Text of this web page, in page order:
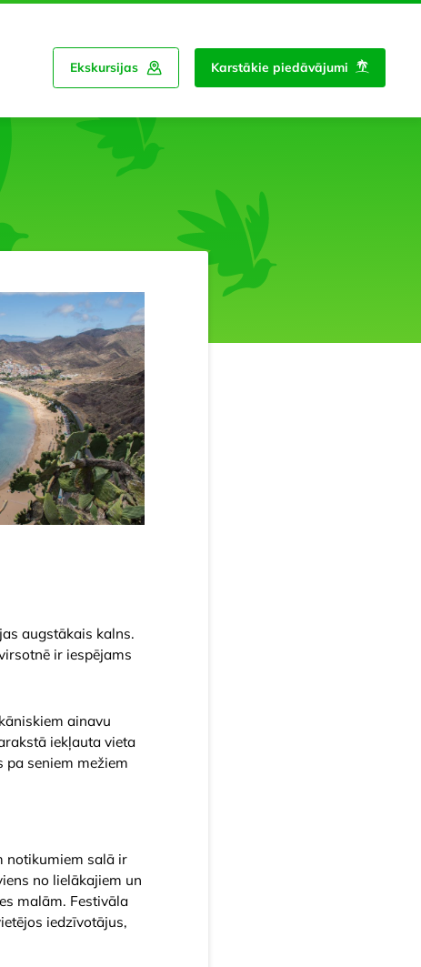
Ekskursijas Karstākie piedāvājumi
augstākais kalns.
ir iespējams
ainavu
iekļauta vieta
seniem mežiem
notikumiem salā ir
no lielākajiem un
malām. Festivāla
iedzīvotājus,